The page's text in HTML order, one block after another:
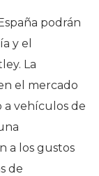
podrán
y el
La
el mercado
a vehículos de
a los gustos
de